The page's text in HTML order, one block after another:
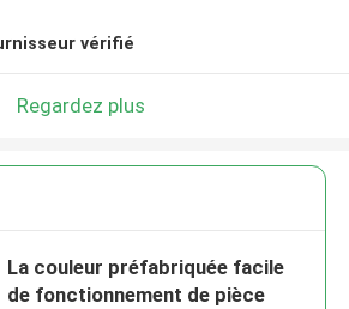
vérifié
Regardez plus
La couleur préfabriquée facile
de fonctionnement de pièce